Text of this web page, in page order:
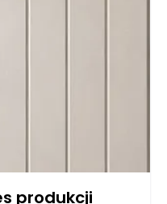
produkcji